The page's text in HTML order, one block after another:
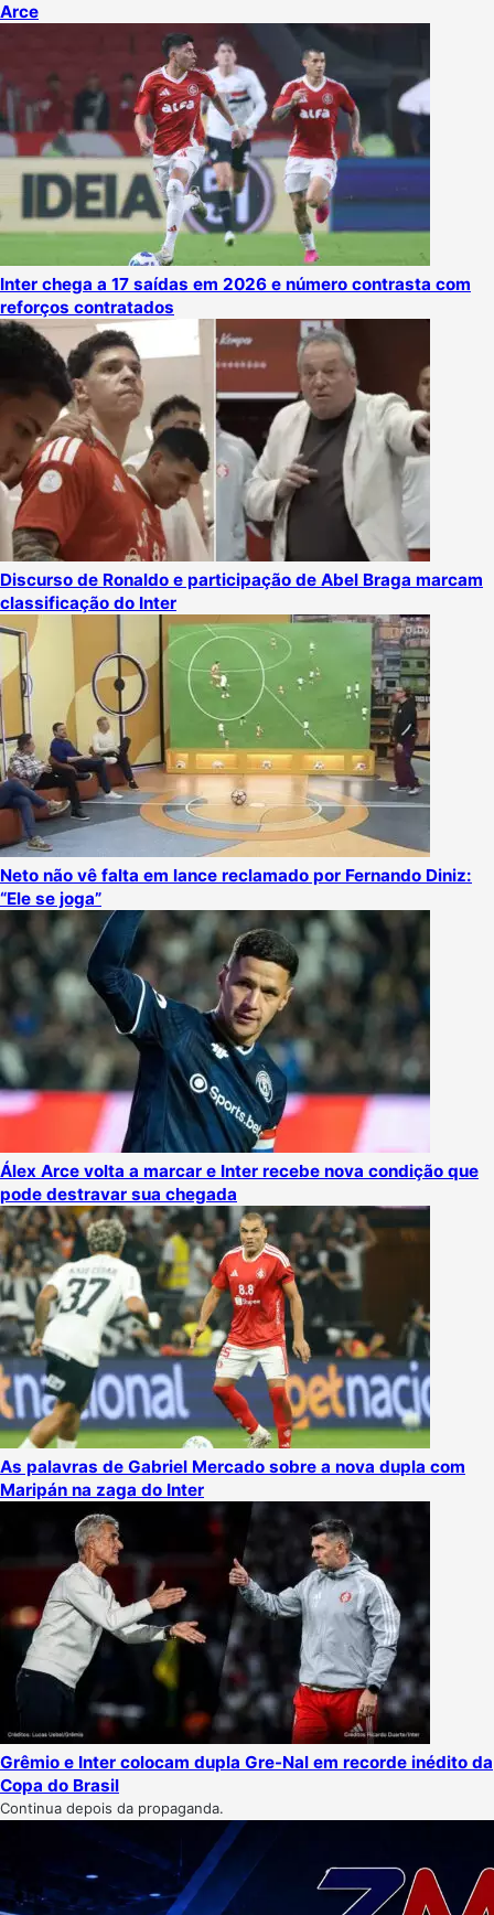
Arce
Inter chega a 17 saídas em 2026 e número contrasta com
reforços contratados
Discurso de Ronaldo e participação de Abel Braga marcam
classificação do Inter
Neto não vê falta em lance reclamado por Fernando Diniz:
“Ele se joga”
Álex Arce volta a marcar e Inter recebe nova condição que
pode destravar sua chegada
As palavras de Gabriel Mercado sobre a nova dupla com
Maripán na zaga do Inter
Grêmio e Inter colocam dupla Gre-Nal em recorde inédito da
Copa do Brasil
Continua depois da propaganda.